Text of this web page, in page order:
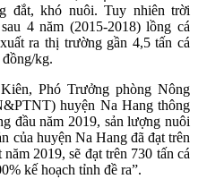
đắt, khó nuôi. Tuy nhiên trời
4 năm (2015-2018) lồng cá
ra thị trường gần 4,5 tấn cá
kg.
Phó Trưởng phòng Nông
huyện Na Hang thông
đầu năm 2019, sản lượng nuôi
của huyện Na Hang đã đạt trên
2019, sẽ đạt trên 730 tấn cá
kế hoạch tỉnh đề ra”.